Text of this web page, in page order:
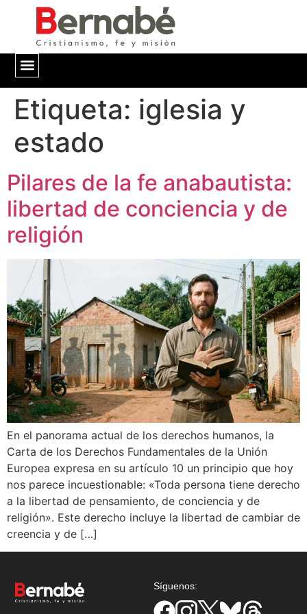
Etiqueta: iglesia y
estado
Pilares de la fe anabautista:
libertad de conciencia y de
religión
En el panorama actual de los derechos humanos, la
Carta de los Derechos Fundamentales de la Unión
Europea expresa en su artículo 10 un principio que hoy
nos parece incuestionable: «Toda persona tiene derecho
a la libertad de pensamiento, de conciencia y de
religión». Este derecho incluye la libertad de cambiar de
creencia y de […]
Síguenos: